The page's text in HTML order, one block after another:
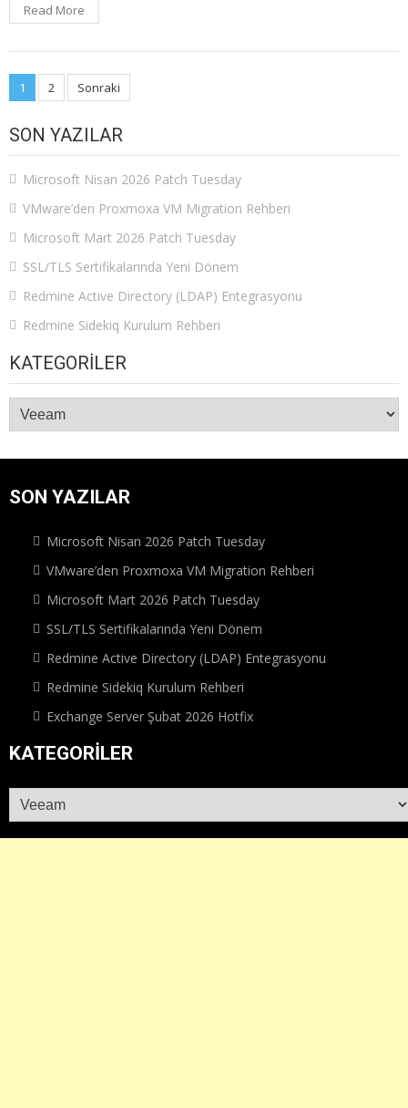
Read More
Yazı
sayfalaması
1 2 Sonraki
SON YAZILAR
Microsoft Nisan 2026 Patch Tuesday
VMware’den Proxmoxa VM Migration Rehberi
Microsoft Mart 2026 Patch Tuesday
SSL/TLS Sertifikalarında Yeni Dönem
Redmine Active Directory (LDAP) Entegrasyonu
Redmine Sidekiq Kurulum Rehberi
KATEGORILER
Kategoriler
SON YAZILAR
Microsoft Nisan 2026 Patch Tuesday
VMware’den Proxmoxa VM Migration Rehberi
Microsoft Mart 2026 Patch Tuesday
SSL/TLS Sertifikalarında Yeni Dönem
Redmine Active Directory (LDAP) Entegrasyonu
Redmine Sidekiq Kurulum Rehberi
Exchange Server Şubat 2026 Hotfix
KATEGORILER